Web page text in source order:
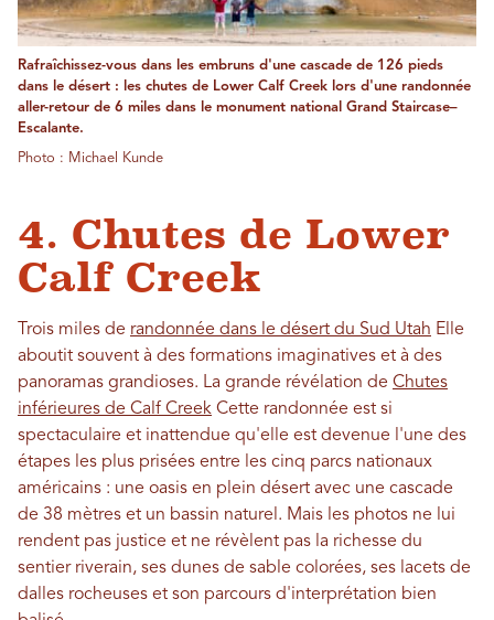
Rafraîchissez-vous dans les embruns d'une cascade de 126 pieds
dans le désert : les chutes de Lower Calf Creek lors d'une randonnée
aller-retour de 6 miles dans le monument national Grand Staircase–
Escalante.
Photo : Michael Kunde
4. Chutes de Lower
Calf Creek
Trois miles de randonnée dans le désert du Sud Utah Elle
aboutit souvent à des formations imaginatives et à des
panoramas grandioses. La grande révélation de Chutes
inférieures de Calf Creek Cette randonnée est si
spectaculaire et inattendue qu'elle est devenue l'une des
étapes les plus prisées entre les cinq parcs nationaux
américains : une oasis en plein désert avec une cascade
de 38 mètres et un bassin naturel. Mais les photos ne lui
rendent pas justice et ne révèlent pas la richesse du
sentier riverain, ses dunes de sable colorées, ses lacets de
dalles rocheuses et son parcours d'interprétation bien